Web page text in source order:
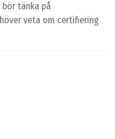
bör tänka på
veta om certifiering